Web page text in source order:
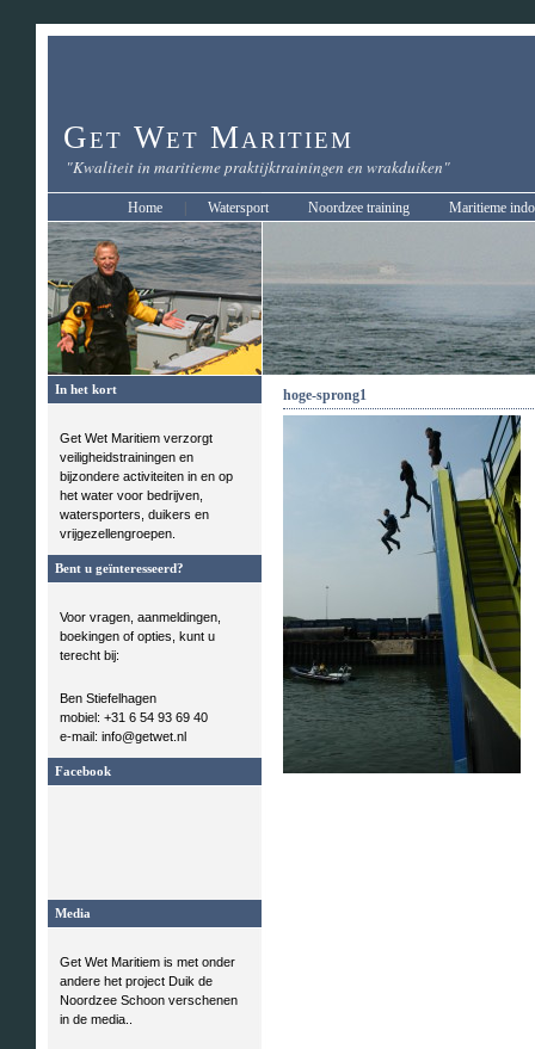
Get Wet Maritiem
"Kwaliteit in maritieme praktijktrainingen en wrakduiken"
Home Watersport Noordzee training Maritieme
In het kort
Get Wet Maritiem verzorgt
veiligheidstrainingen en
bijzondere activiteiten in en op
het water voor bedrijven,
watersporters, duikers en
vrijgezellengroepen.
Bent u geïnteresseerd?
Voor vragen, aanmeldingen,
boekingen of opties, kunt u
terecht bij:
Ben Stiefelhagen
mobiel: +31 6 54 93 69 40
e-mail: info@getwet.nl
Facebook
Media
Get Wet Maritiem is met onder
andere het project Duik de
Noordzee Schoon verschenen
in de media..
hoge-sprong1